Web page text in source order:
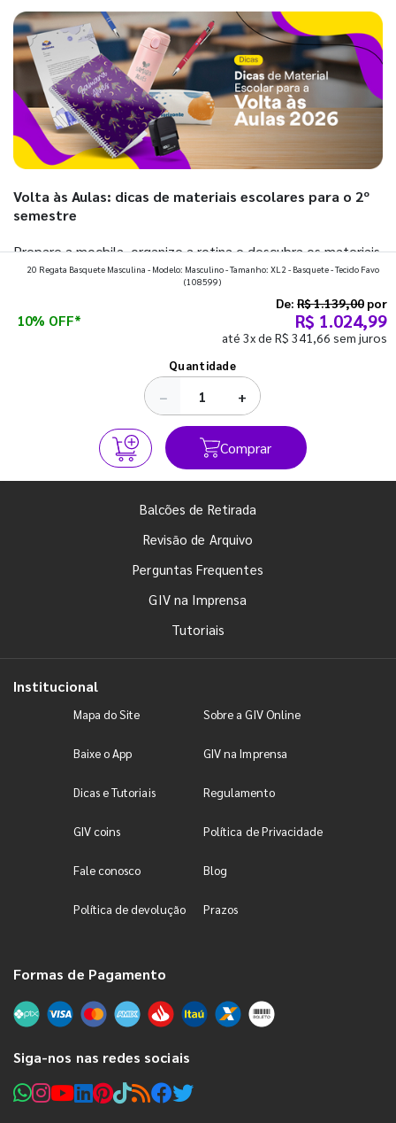
Volta às Aulas: dicas de materiais escolares para o 2º
semestre
Prepare a mochila, organize a rotina e descubra os materiais
que fazem toda diferença para começar o segundo
20 Regata Basquete Masculina - Modelo: Masculino - Tamanho: XL2 - Basquete - Tecido Favo
(108599)
10% OFF*
De: R$ 1.139,00 por
R$ 1.024,99
até 3x de R$ 341,66 sem juros
Quantidade
− +
Comprar
Balcões de Retirada
Revisão de Arquivo
Perguntas Frequentes
GIV na Imprensa
Tutoriais
Institucional
Mapa do Site Sobre a GIV Online
Baixe o App GIV na Imprensa
Dicas e Tutoriais Regulamento
GIV coins Política de Privacidade
Fale conosco Blog
Política de devolução Prazos
Formas de Pagamento
Siga-nos nas redes sociais